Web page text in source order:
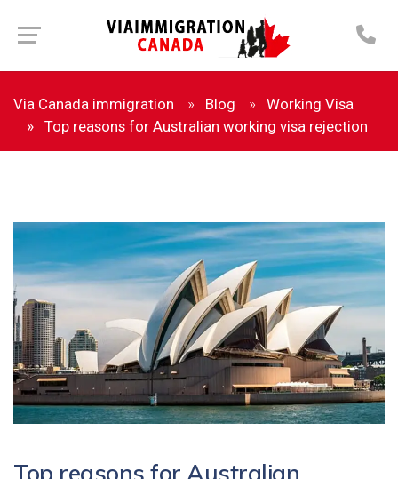
Via Canada immigration Blog
Working Visa
Top reasons for Australian working visa rejection
Top reasons for Australian